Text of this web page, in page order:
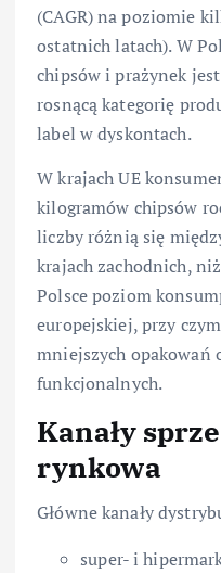
(CAGR) na poziomie
ostatnich latach). W
chipsów i prażynek
rosnącą kategorię
label w dyskontach.
W krajach UE
kilogramów chipsów
liczby różnią się
krajach zachodnich,
Polsce poziom
europejskiej, przy
mniejszych opakowań
funkcjonalnych.
Kanały
rynkowa
Główne kanały
super- i